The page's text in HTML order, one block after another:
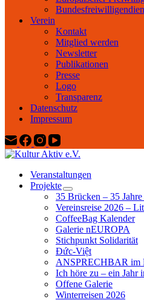
Verein
Kontakt
Mitglied werden
Newsletter
Publikationen
Presse
Logo
Transparenz
Datenschutz
Impressum
Veranstaltungen
Projekte
35 Brücken – 35
Vereinsreise 2026 –
CoffeeBag Kalender
Galerie nEUROPA
Stichpunkt Solidarität
Đức-Việt
ANSPRECHBAR im
Ich höre zu – ein Jahr
Offene Galerie
Winterreisen 2026